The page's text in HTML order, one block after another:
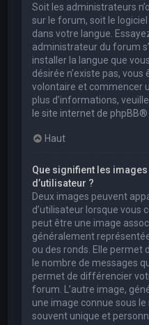
Soit les administrateurs
sur le forum, soit le
dans votre langue.
administrateur du forum
installer la langue que
désirée n’existe pas,
volontaire et commencer
plus d’informations,
le site internet de phpBB®
Haut
Que signifient les
d’utilisateur ?
Deux images peuvent
d’utilisateur lorsque vous
peut être une image
généralement
ou des ronds. Elle permet
le nombre de messages
permet de différencier
forum. L’autre image,
une image connue sous
souvent unique et